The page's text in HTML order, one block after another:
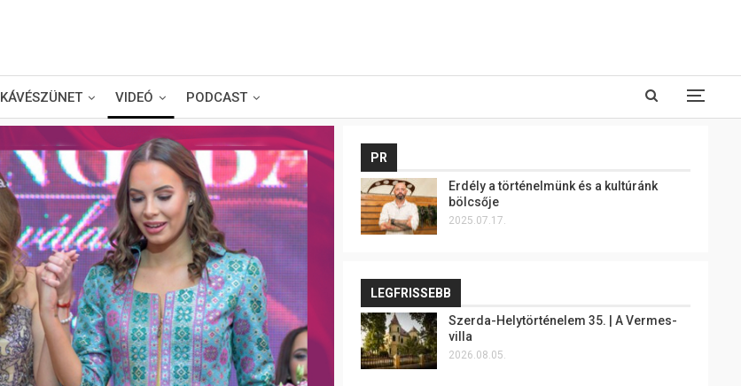
KÁVÉSZÜNET VIDEÓ PODCAST
PR
Erdély a történelmünk és a kultúránk
bölcsője
2025.07.17.
LEGFRISSEBB
Szerda-Helytörténelem 35. | A Vermes-
villa
2026.08.05.